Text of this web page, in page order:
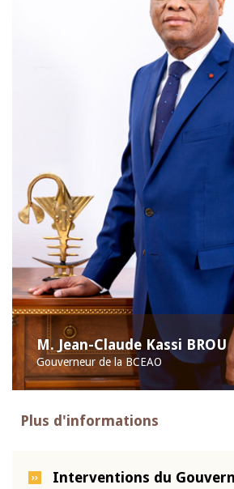
M. Jean-Claude Kassi BROU
Gouverneur de la BCEAO
Plus d'informations
Interventions du